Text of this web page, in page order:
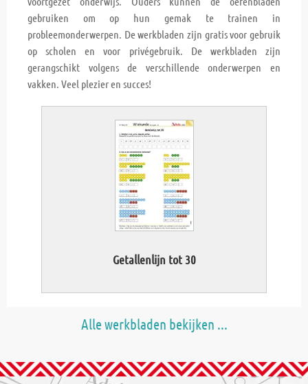
gebruiken om op hun gemak te trainen in
probleemonderwerpen. De werkbladen zijn gratis voor gebruik
op scholen en voor privégebruik. De werkbladen zijn
gerangschikt volgens de verschillende onderwerpen en
vakken. Veel plezier en succes!
Getallenlijn tot 30
Alle werkbladen bekijken ...